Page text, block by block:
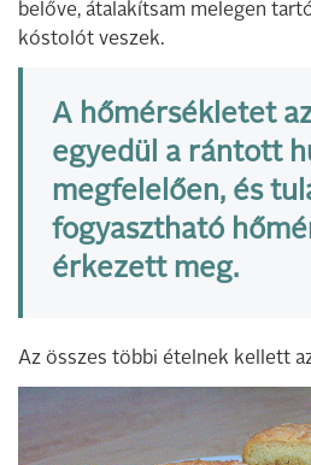
belőve, átalakítsam melegen
kóstolót veszek.
A hőmérsékletet
egyedül a rántott
megfelelően, és
fogyasztható
érkezett meg.
Az összes többi ételnek kellett